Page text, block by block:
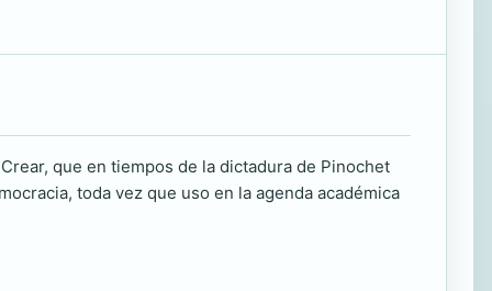
que en tiempos de la dictadura de Pinochet
toda vez que uso en la agenda académica